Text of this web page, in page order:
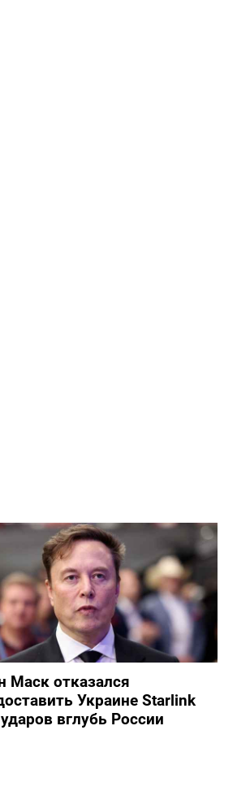
Маск отказался
Украине Starlink
вглубь России